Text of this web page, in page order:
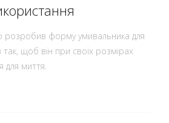
розробив форму умивальника для
так, щоб він при своїх розмірах
для миття.